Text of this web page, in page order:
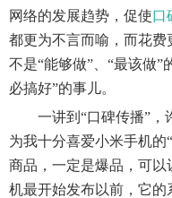
网络的发展趋势，促使口
都更为不言而喻，而花
不是“能够做”、“最该做”
必搞好”的事儿。
一讲到“口碑传播”，
为我十分喜爱小米手机的
商品，一定是爆品，可
机最开始发布以前，它